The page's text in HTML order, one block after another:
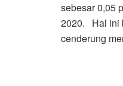
sebesar 0,05
2020. Hal ini
cenderung